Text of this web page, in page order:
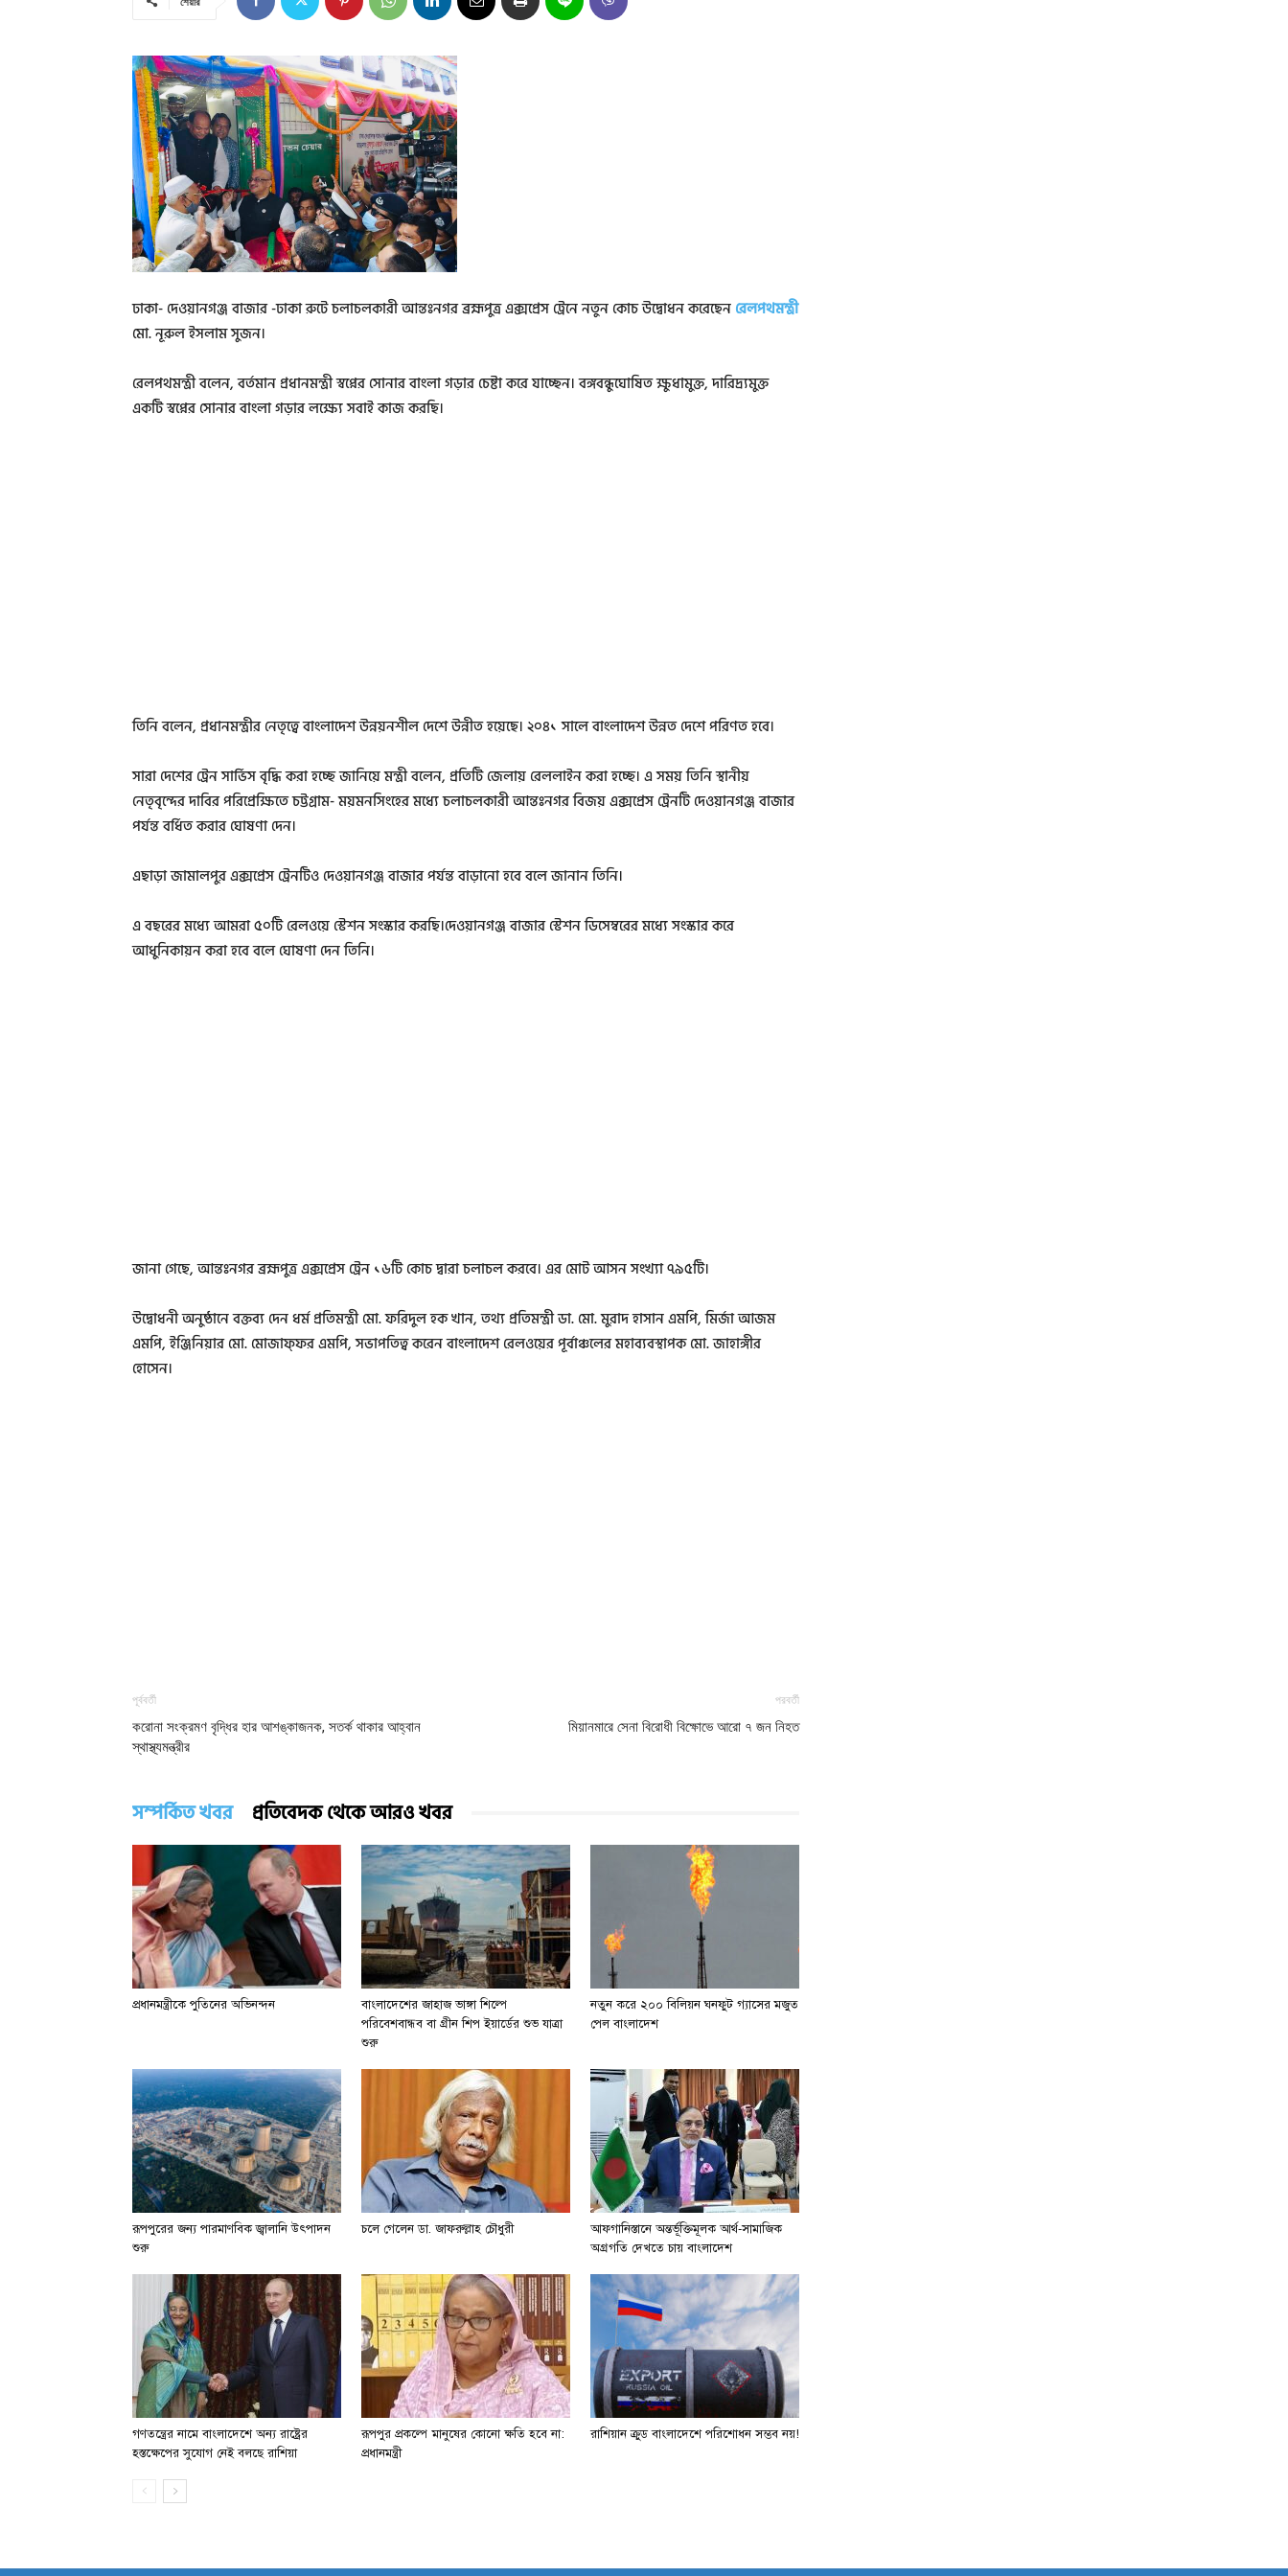
ঢাকা- দেওয়ানগঞ্জ বাজার -ঢাকা রুটে চলাচলকারী আন্তঃনগর ব্রহ্মপুত্র এক্সপ্রেস ট্রেনে নতুন কোচ উদ্বোধন করেছেন রেলপথমন্ত্রী
মো. নূরুল ইসলাম সুজন।
রেলপথমন্ত্রী বলেন, বর্তমান প্রধানমন্ত্রী স্বপ্নের সোনার বাংলা গড়ার চেষ্টা করে যাচ্ছেন। বঙ্গবন্ধুঘোষিত ক্ষুধামুক্ত, দারিদ্র্যমুক্ত
একটি স্বপ্নের সোনার বাংলা গড়ার লক্ষ্যে সবাই কাজ করছি।
তিনি বলেন, প্রধানমন্ত্রীর নেতৃত্বে বাংলাদেশ উন্নয়নশীল দেশে উন্নীত হয়েছে। ২০৪১ সালে বাংলাদেশ উন্নত দেশে পরিণত হবে।
সারা দেশের ট্রেন সার্ভিস বৃদ্ধি করা হচ্ছে জানিয়ে মন্ত্রী বলেন, প্রতিটি জেলায় রেললাইন করা হচ্ছে। এ সময় তিনি স্থানীয়
নেতৃবৃন্দের দাবির পরিপ্রেক্ষিতে চট্টগ্রাম- ময়মনসিংহের মধ্যে চলাচলকারী আন্তঃনগর বিজয় এক্সপ্রেস ট্রেনটি দেওয়ানগঞ্জ বাজার
পর্যন্ত বর্ধিত করার ঘোষণা দেন।
এছাড়া জামালপুর এক্সপ্রেস ট্রেনটিও দেওয়ানগঞ্জ বাজার পর্যন্ত বাড়ানো হবে বলে জানান তিনি।
এ বছরের মধ্যে আমরা ৫০টি রেলওয়ে স্টেশন সংস্কার করছি।দেওয়ানগঞ্জ বাজার স্টেশন ডিসেম্বরের মধ্যে সংস্কার করে
আধুনিকায়ন করা হবে বলে ঘোষণা দেন তিনি।
জানা গেছে, আন্তঃনগর ব্রহ্মপুত্র এক্সপ্রেস ট্রেন ১৬টি কোচ দ্বারা চলাচল করবে। এর মোট আসন সংখ্যা ৭৯৫টি।
উদ্বোধনী অনুষ্ঠানে বক্তব্য দেন ধর্ম প্রতিমন্ত্রী মো. ফরিদুল হক খান, তথ্য প্রতিমন্ত্রী ডা. মো. মুরাদ হাসান এমপি, মির্জা আজম
এমপি, ইঞ্জিনিয়ার মো. মোজাফ্ফর এমপি, সভাপতিত্ব করেন বাংলাদেশ রেলওয়ের পূর্বাঞ্চলের মহাব্যবস্থাপক মো. জাহাঙ্গীর
হোসেন।
পূর্ববর্তী
করোনা সংক্রমণ বৃদ্ধির হার আশঙ্কাজনক, সতর্ক থাকার আহ্বান
স্থাস্থ্যমন্ত্রীর
পরবর্তী
মিয়ানমারে সেনা বিরোধী বিক্ষোভে আরো ৭ জন নিহত
সম্পর্কিত খবর প্রতিবেদক থেকে আরও খবর
প্রধানমন্ত্রীকে পুতিনের অভিনন্দন
বাংলাদেশের জাহাজ ভাঙ্গা শিল্পে
পরিবেশবান্ধব বা গ্রীন শিপ ইয়ার্ডের শুভ যাত্রা
শুরু
নতুন করে ২০০ বিলিয়ন ঘনফুট গ্যাসের মজুত
পেল বাংলাদেশ
রূপপুরের জন্য পারমাণবিক জ্বালানি উৎপাদন
শুরু
চলে গেলেন ডা. জাফরুল্লাহ চৌধুরী
আফগানিস্তানে অন্তর্ভূক্তিমূলক আর্থ-সামাজিক
অগ্রগতি দেখতে চায় বাংলাদেশ
গণতন্ত্রের নামে বাংলাদেশে অন্য রাষ্ট্রের
হস্তক্ষেপের সুযোগ নেই বলছে রাশিয়া
রূপপুর প্রকল্পে মানুষের কোনো ক্ষতি হবে না:
প্রধানমন্ত্রী
রাশিয়ান ক্রুড বাংলাদেশে পরিশোধন সম্ভব নয়!